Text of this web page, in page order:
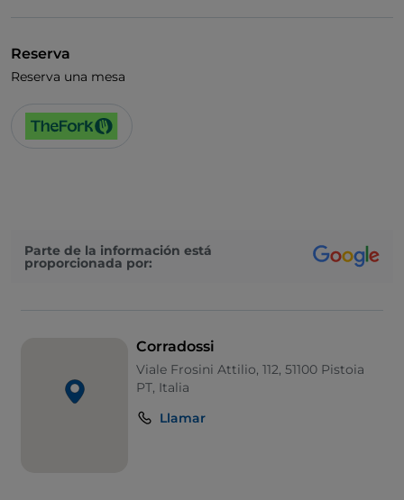
Reserva
Reserva una mesa
Parte de la información está
proporcionada por:
Corradossi
Viale Frosini Attilio, 112, 51100 Pistoia
PT, Italia
Llamar